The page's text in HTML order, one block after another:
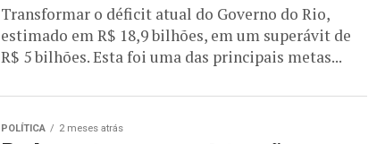
Transformar o déficit atual do Governo do Rio,
estimado em R$ 18,9 bilhões, em um superávit de
R$ 5 bilhões. Esta foi uma das principais metas...
POLÍTICA 2 meses atrás